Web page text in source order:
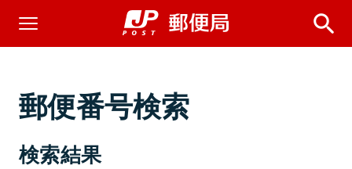
郵便番号検索
検索結果